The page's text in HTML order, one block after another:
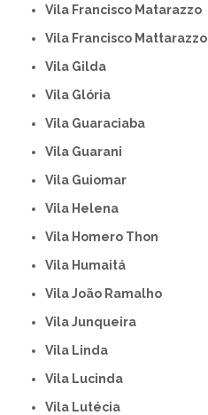
Vila Francisco Matarazzo
Vila Francisco Mattarazzo
Vila Gilda
Vila Glória
Vila Guaraciaba
Vila Guarani
Vila Guiomar
Vila Helena
Vila Homero Thon
Vila Humaitá
Vila João Ramalho
Vila Junqueira
Vila Linda
Vila Lucinda
Vila Lutécia